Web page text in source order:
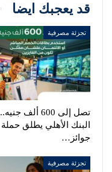
قد يعجبك ايضا
تجزئة مصرفية
تصل إلى 600 ألف جنيه..
البنك الأهلي يطلق حملة
جوائز…
تجزئة مصرفية